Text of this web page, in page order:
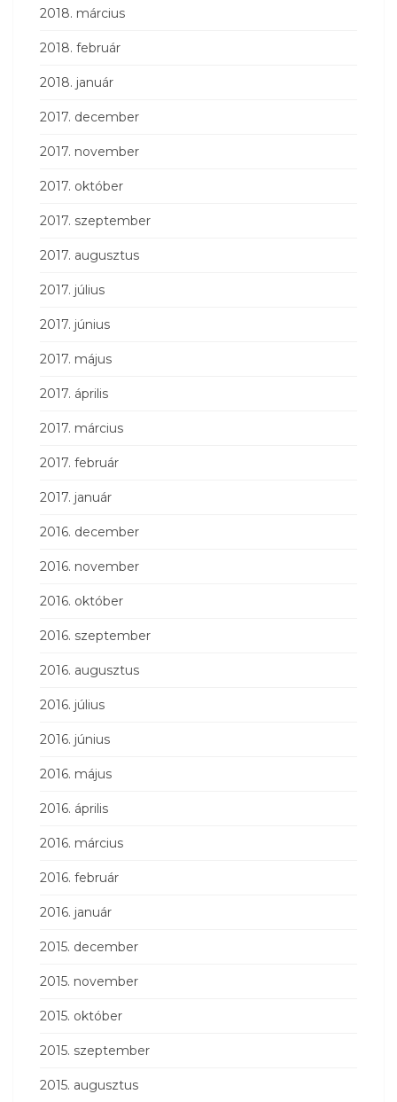
2018. március
2018. február
2018. január
2017. december
2017. november
2017. október
2017. szeptember
2017. augusztus
2017. július
2017. június
2017. május
2017. április
2017. március
2017. február
2017. január
2016. december
2016. november
2016. október
2016. szeptember
2016. augusztus
2016. július
2016. június
2016. május
2016. április
2016. március
2016. február
2016. január
2015. december
2015. november
2015. október
2015. szeptember
2015. augusztus